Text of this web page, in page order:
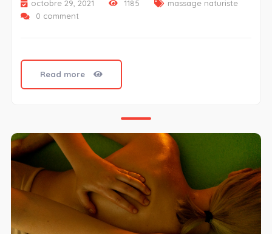
octobre 29, 2021 1185
massage naturiste
0 comment
Read more